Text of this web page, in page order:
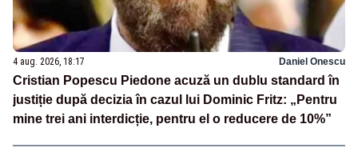
4 aug. 2026, 18:17 Daniel Onescu
Cristian Popescu Piedone acuză un dublu standard în
justiție după decizia în cazul lui Dominic Fritz: „Pentru
mine trei ani interdicție, pentru el o reducere de 10%”